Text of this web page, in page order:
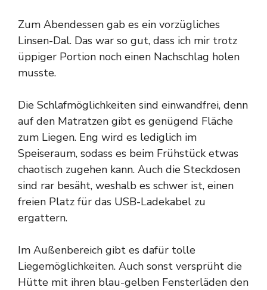
Zum Abendessen gab es ein vorzügliches
Linsen-Dal. Das war so gut, dass ich mir trotz
üppiger Portion noch einen Nachschlag holen
musste.
Die Schlafmöglichkeiten sind einwandfrei, denn
auf den Matratzen gibt es genügend Fläche
zum Liegen. Eng wird es lediglich im
Speiseraum, sodass es beim Frühstück etwas
chaotisch zugehen kann. Auch die Steckdosen
sind rar besäht, weshalb es schwer ist, einen
freien Platz für das USB-Ladekabel zu
ergattern.
Im Außenbereich gibt es dafür tolle
Liegemöglichkeiten. Auch sonst versprüht die
Hütte mit ihren blau-gelben Fensterläden den